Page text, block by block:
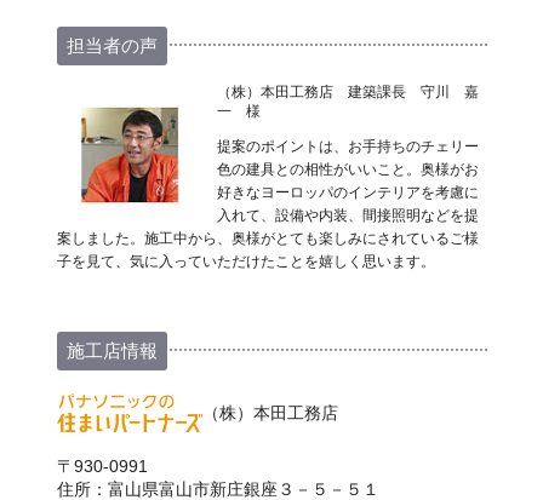
担当者の声
（株）本田工務店 建築課長 守川 嘉
一 様
提案のポイントは、お手持ちのチェリー
色の建具との相性がいいこと。奥様がお
好きなヨーロッパのインテリアを考慮に
入れて、設備や内装、間接照明などを提
案しました。施工中から、奥様がとても楽しみにされているご様
子を見て、気に入っていただけたことを嬉しく思います。
施工店情報
（株）本田工務店
〒930-0991
住所：富山県富山市新庄銀座３－５－５１